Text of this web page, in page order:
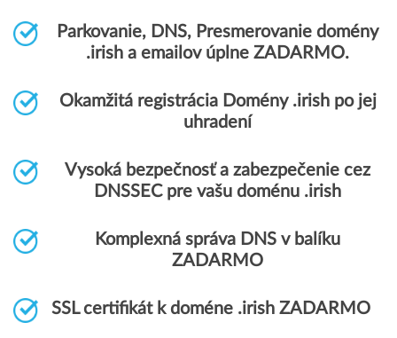
Parkovanie, DNS, Presmerovanie domény
.irish a emailov úplne ZADARMO.
Okamžitá registrácia Domény .irish po jej
uhradení
Vysoká bezpečnosť a zabezpečenie cez
DNSSEC pre vašu doménu .irish
Komplexná správa DNS v balíku
ZADARMO
SSL certifikát k doméne .irish ZADARMO